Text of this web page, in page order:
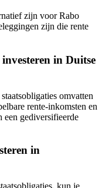
zijn voor Rabo
zijn die rente
in Duitse
omvatten
rente-inkomsten en
een gediversifieerde
in
kun je